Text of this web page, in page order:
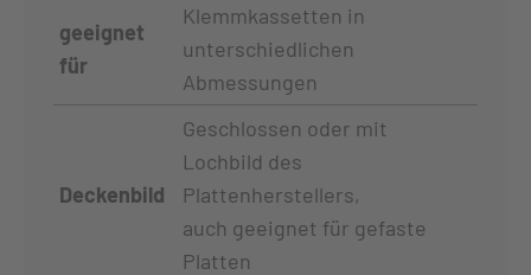
geeignet
für
Klemmkassetten in
unterschiedlichen
Abmessungen
Deckenbild
Geschlossen oder mit
Lochbild des
Plattenherstellers,
auch geeignet für gefaste
Platten